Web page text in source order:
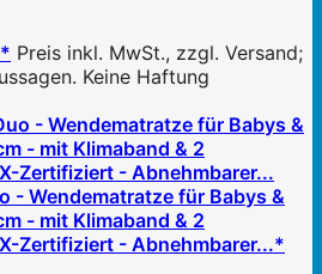
Preis inkl. MwSt., zzgl. Versand;
Keine Haftung
- Wendematratze für Babys &
- mit Klimaband & 2
Zertifiziert - Abnehmbarer...*